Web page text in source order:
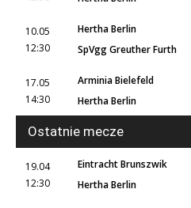
10.05
12:30
Hertha Berlin
SpVgg Greuther Furth
17.05
14:30
Arminia Bielefeld
Hertha Berlin
Ostatnie mecze
19.04
12:30
Eintracht Brunszwik
Hertha Berlin